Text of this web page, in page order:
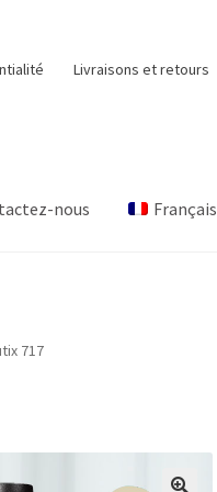
Livraisons et retours
nous Français
717